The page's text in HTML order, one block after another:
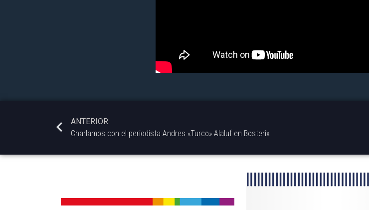
ANTERIOR
Charlamos con el periodista Andres «Turco» Alaluf en Bosterix